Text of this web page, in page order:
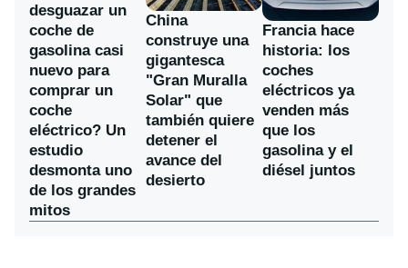
desguazar un
coche de
gasolina casi
nuevo para
comprar un
coche
eléctrico? Un
estudio
desmonta uno
de los grandes
mitos
China
construye una
gigantesca
"Gran Muralla
Solar" que
también quiere
detener el
avance del
desierto
Francia hace
historia: los
coches
eléctricos ya
venden más
que los
gasolina y el
diésel juntos